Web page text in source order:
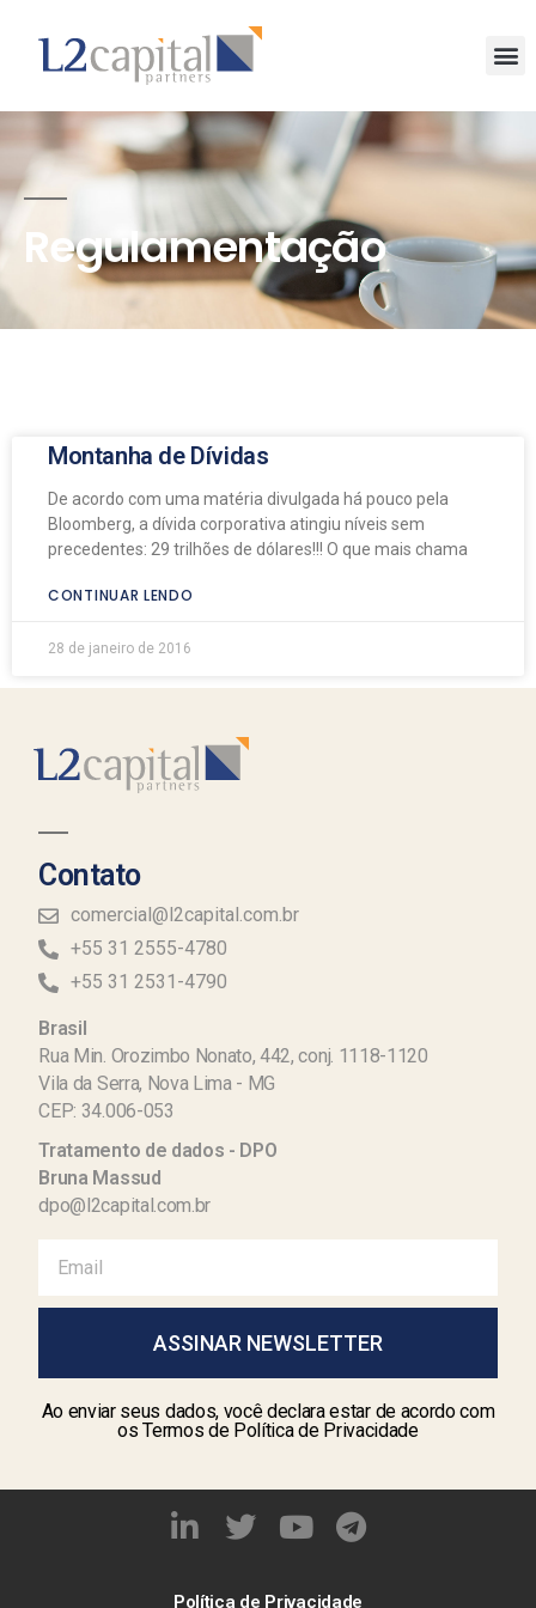
Regulamentação
Montanha de Dívidas
De acordo com uma matéria divulgada há pouco pela
Bloomberg, a dívida corporativa atingiu níveis sem
precedentes: 29 trilhões de dólares!!! O que mais chama
CONTINUAR LENDO
28 de janeiro de 2016
Contato
comercial@l2capital.com.br
+55 31 2555-4780
+55 31 2531-4790
Brasil
Rua Min. Orozimbo Nonato, 442, conj. 1118-1120
Vila da Serra, Nova Lima - MG
CEP: 34.006-053
Tratamento de dados - DPO
Bruna Massud
dpo@l2capital.com.br
ASSINAR NEWSLETTER
Ao enviar seus dados, você declara estar de acordo com
os Termos de Política de Privacidade
Política de Privacidade